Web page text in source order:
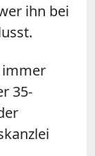
ihn bei
immer
35-